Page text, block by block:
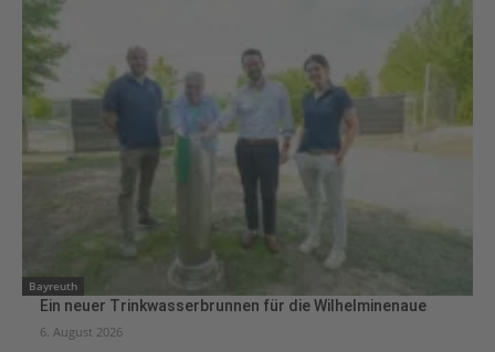
Bayreuth
Ein neuer Trinkwasserbrunnen für die Wilhelminenaue
6. August 2026